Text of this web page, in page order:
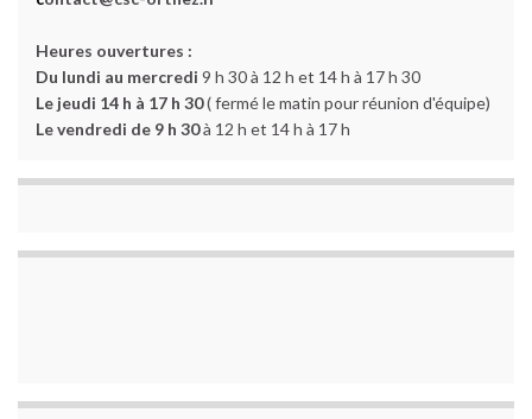
Heures ouvertures :
Du lundi au mercredi 9 h 30 à 12 h et 14 h à 17 h 30
Le jeudi 14 h à 17 h 30( fermé le matin pour réunion d'équipe)
Le vendredi de 9 h 30à 12 h et 14 h à 17 h